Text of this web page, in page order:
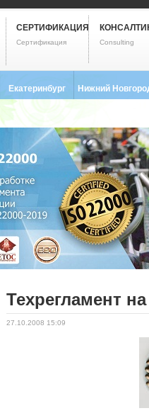
СЕРТИФИКАЦИЯ
Сертификация Consulting
Екатеринбург
8 (343) 237-2593
Нижний
Техрегламент
27.10.2008 15:09